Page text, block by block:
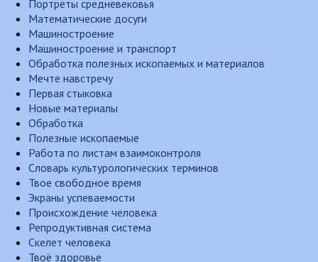
Портреты средневековья
Математические досуги
Машиностроение
Машиностроение и транспорт
Обработка полезных ископаемых и материалов
Мечте навстречу
Первая стыковка
Новые материалы
Обработка
Полезные ископаемые
Работа по листам взаимоконтроля
Словарь культурологических терминов
Твое свободное время
Экраны успеваемости
Происхождение человека
Репродуктивная система
Скелет человека
Твоё здоровье